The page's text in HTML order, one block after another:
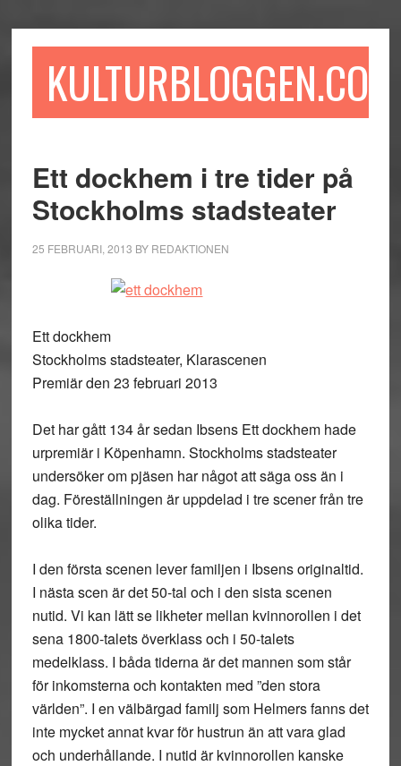
till
till
sidofältet
till
KULTURBLOGGEN.COM
Ett dockhem i tre tider på
Stockholms stadsteater
25 FEBRUARI, 2013 BY REDAKTIONEN
Ett dockhem
Stockholms stadsteater, Klarascenen
Premiär den 23 februari 2013
Det har gått 134 år sedan Ibsens Ett dockhem hade
urpremiär i Köpenhamn. Stockholms stadsteater
undersöker om pjäsen har något att säga oss än i
dag. Föreställningen är uppdelad i tre scener från tre
olika tider.
I den första scenen lever familjen i Ibsens originaltid.
I nästa scen är det 50-tal och i den sista scenen
nutid. Vi kan lätt se likheter mellan kvinnorollen i det
sena 1800-talets överklass och i 50-talets
medelklass. I båda tiderna är det mannen som står
för inkomsterna och kontakten med ”den stora
världen”. I en välbärgad familj som Helmers fanns det
inte mycket annat kvar för hustrun än att vara glad
och underhållande. I nutid är kvinnorollen kanske